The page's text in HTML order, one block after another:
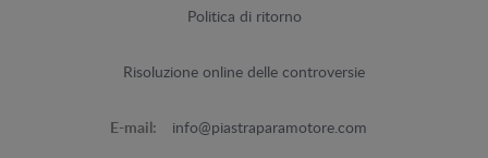
Politica di ritorno
Risoluzione online delle controversie
E-mail: info@piastraparamotore.com